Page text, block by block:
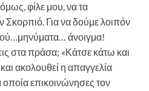
φίλε μου, να τα
Σκορπιό. Για να δούμε λοιπόν
άνοιγμα!
στα πράσα; «Κάτσε κάτω και
ακολουθεί η απαγγελία
επικοινώνησες τον